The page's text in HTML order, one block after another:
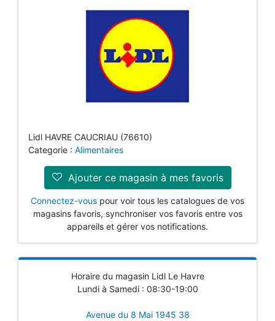
Lidl HAVRE CAUCRIAU (76610)
Categorie : Alimentaires
Ajouter ce magasin à mes favoris
Connectez-vous pour voir tous les catalogues de vos
magasins favoris, synchroniser vos favoris entre vos
appareils et gérer vos notifications.
Horaire du magasin Lidl Le Havre
Lundi à Samedi : 08:30-19:00
Avenue du 8 Mai 1945 38